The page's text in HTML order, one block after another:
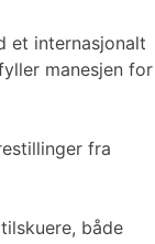
et internasjonalt
manesjen for
fra
både